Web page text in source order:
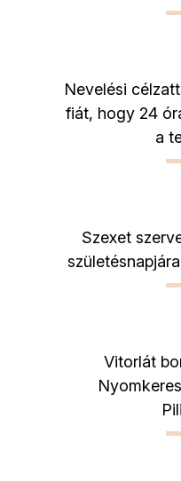
Nevelési
fiát, hogy 24
a
Szexet
Vitorlát